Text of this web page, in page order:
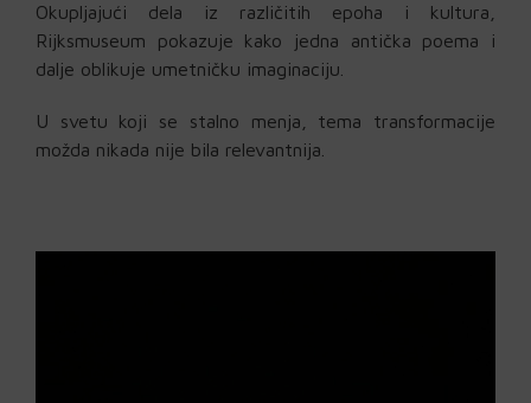
Okupljajući dela iz različitih epoha i kultura,
Rijksmuseum pokazuje kako jedna antička poema i
dalje oblikuje umetničku imaginaciju.
U svetu koji se stalno menja, tema transformacije
možda nikada nije bila relevantnija.